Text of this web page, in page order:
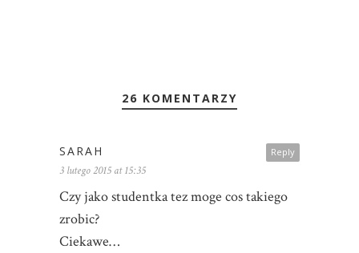
26 KOMENTARZY
Reply
SARAH
3 lutego 2015 at 15:35
Czy jako studentka tez moge cos takiego
zrobic?
Ciekawe…